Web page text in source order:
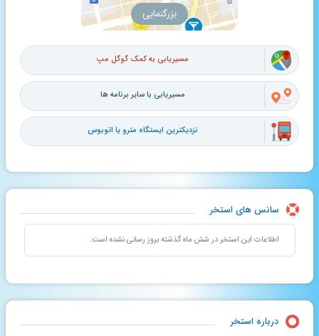
بزرگنمایی
مسیریابی به کمک گوگل مپ
مسیریابی با سایر برنامه ها
نزدیکترین ایستگاه مترو یا اتوبوس
سانس های استخر
اطلاعات این استخر در شش ماه گذشته بروز رسانی نشده است.
درباره استخر